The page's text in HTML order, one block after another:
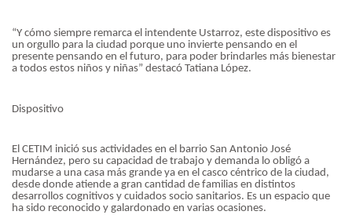
“Y cómo siempre remarca el intendente Ustarroz, este dispositivo es
un orgullo para la ciudad porque uno invierte pensando en el
presente pensando en el futuro, para poder brindarles más bienestar
a todos estos niños y niñas” destacó Tatiana López.
Dispositivo
El CETIM inició sus actividades en el barrio San Antonio José
Hernández, pero su capacidad de trabajo y demanda lo obligó a
mudarse a una casa más grande ya en el casco céntrico de la ciudad,
desde donde atiende a gran cantidad de familias en distintos
desarrollos cognitivos y cuidados socio sanitarios. Es un espacio que
ha sido reconocido y galardonado en varias ocasiones.